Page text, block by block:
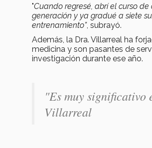
"Cuando regresé, abrí el curso
generación y ya gradué a siete
entrenamiento”, subrayó.
Además, la Dra. Villarreal ha
medicina y son pasantes de
investigación durante ese año.
"Es muy significativo
Villarreal